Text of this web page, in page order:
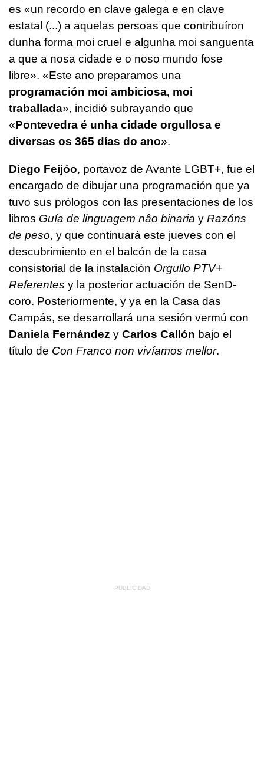
es «un recordo en clave galega e en clave
estatal (...) a aquelas persoas que contribuíron
dunha forma moi cruel e algunha moi sanguenta
a que a nosa cidade e o noso mundo fose
libre». «Este ano preparamos una
programación moi ambiciosa, moi
traballada», incidió subrayando que
«Pontevedra é unha cidade orgullosa e
diversas os 365 días do ano».
Diego Feijóo, portavoz de Avante LGBT+, fue el
encargado de dibujar una programación que ya
tuvo sus prólogos con las presentaciones de los
libros Guía de linguagem nâo binaria y Razóns
de peso, y que continuará este jueves con el
descubrimiento en el balcón de la casa
consistorial de la instalación Orgullo PTV+
Referentes y la posterior actuación de SenD-
coro. Posteriormente, y ya en la Casa das
Campás, se desarrollará una sesión vermú con
Daniela Fernández y Carlos Callón bajo el
título de Con Franco non vivíamos mellor.